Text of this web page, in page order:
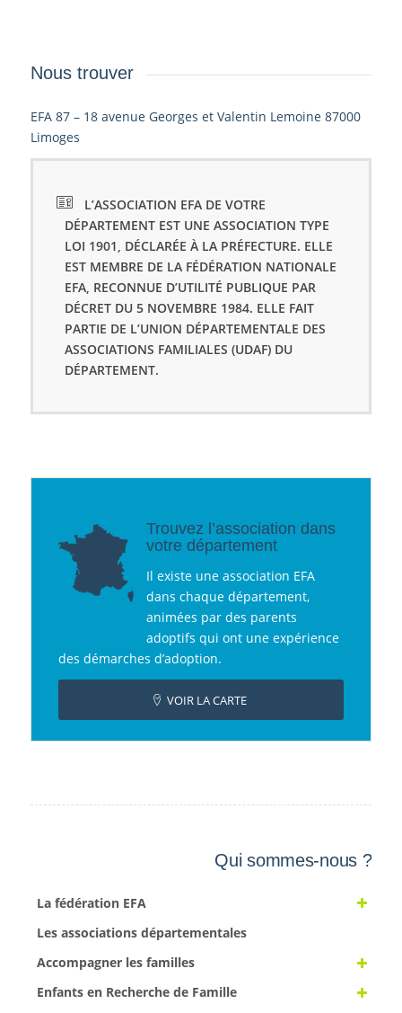
Nous trouver
EFA 87 – 18 avenue Georges et Valentin Lemoine 87000
Limoges
L’ASSOCIATION EFA DE VOTRE
DÉPARTEMENT EST UNE ASSOCIATION TYPE
LOI 1901, DÉCLARÉE À LA PRÉFECTURE. ELLE
EST MEMBRE DE LA FÉDÉRATION NATIONALE
EFA, RECONNUE D’UTILITÉ PUBLIQUE PAR
DÉCRET DU 5 NOVEMBRE 1984. ELLE FAIT
PARTIE DE L’UNION DÉPARTEMENTALE DES
ASSOCIATIONS FAMILIALES (UDAF) DU
DÉPARTEMENT.
Trouvez l’association dans
votre département
Il existe une association EFA
dans chaque département,
animées par des parents
adoptifs qui ont une expérience
des démarches d’adoption.
VOIR LA CARTE
Qui sommes-nous ?
La fédération EFA
Les associations départementales
Accompagner les familles
Enfants en Recherche de Famille